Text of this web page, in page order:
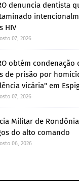
denuncia dentista
HIV
07, 2026
obtém condenação
de prisão por
vicária" em
07, 2026
Militar de
do alto comando
06, 2026